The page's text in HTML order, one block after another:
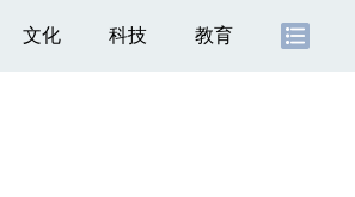
文化 科技 教育